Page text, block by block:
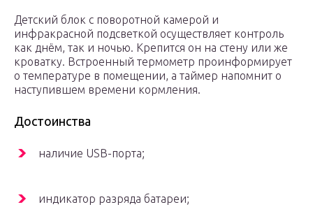
Детский блок с поворотной камерой и
инфракрасной подсветкой осуществляет контроль
как днём, так и ночью. Крепится он на стену или же
кроватку. Встроенный термометр проинформирует
о температуре в помещении, а таймер напомнит о
наступившем времени кормления.
Достоинства
наличие USB-порта;
индикатор разряда батареи;